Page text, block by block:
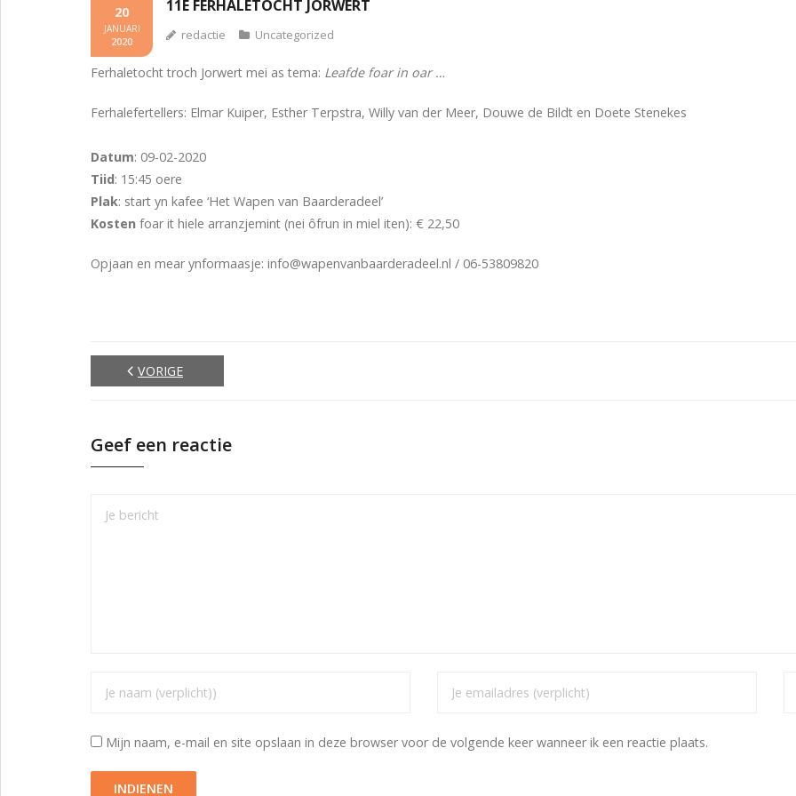
11E FERHALETOCHT JORWERT
20
JANUARI
2020 redactie Uncategorized
Ferhaletocht troch Jorwert mei as tema: Leafde foar in oar …
Ferhalefertellers: Elmar Kuiper, Esther Terpstra, Willy van der Meer, Douwe de Bildt en Doete Stenekes
Datum: 09-02-2020
Tiid: 15:45 oere
Plak: start yn kafee ‘Het Wapen van Baarderadeel’
Kosten foar it hiele arranzjemint (nei ôfrun in miel iten): € 22,50
Opjaan en mear ynformaasje: info@wapenvanbaarderadeel.nl / 06-53809820
VORIGE
Geef een reactie
Mijn naam, e-mail en site opslaan in deze browser voor de volgende keer wanneer ik een reactie plaats.